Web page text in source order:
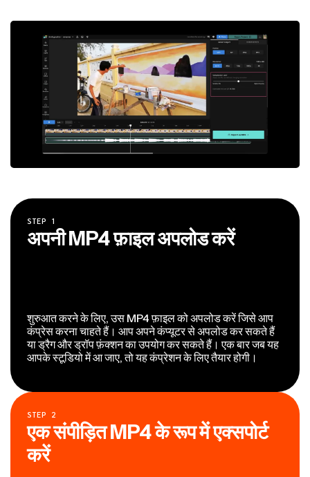
STEP 1
अपनी MP4 फ़ाइल अपलोड करें
शुरुआत करने के लिए, उस MP4 फ़ाइल को अपलोड करें जिसे आप
कंप्रेस करना चाहते हैं। आप अपने कंप्यूटर से अपलोड कर सकते हैं
या ड्रैग और ड्रॉप फ़ंक्शन का उपयोग कर सकते हैं। एक बार जब यह
आपके स्टूडियो में आ जाए, तो यह कंप्रेशन के लिए तैयार होगी।
STEP 2
एक संपीड़ित MP4 के रूप में एक्सपोर्ट
करें